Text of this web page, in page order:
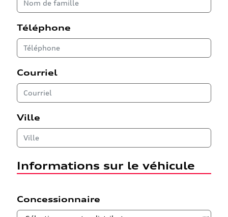
Téléphone
Courriel
Ville
Informations sur le véhicule
Concessionnaire